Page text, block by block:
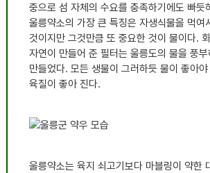
중으로 섬 자체의 수요를 충족하기에도 빠듯
울릉약소의 가장 큰 특징은 자생식물을 먹여
것이지만 그것만큼 또 중요한 것이 물이다.
자연이 만들어 준 필터는 울릉도의 물을 풍부
만들었다. 모든 생물이 그러하듯 물이 좋아야
육질이 좋아 진다.
울릉약소는 육지 쇠고기보다 마블링이 약한